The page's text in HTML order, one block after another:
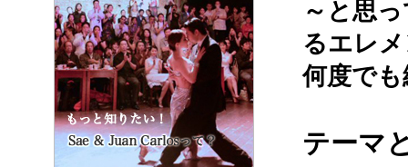
～と思
るエレ
何度で
テーマ